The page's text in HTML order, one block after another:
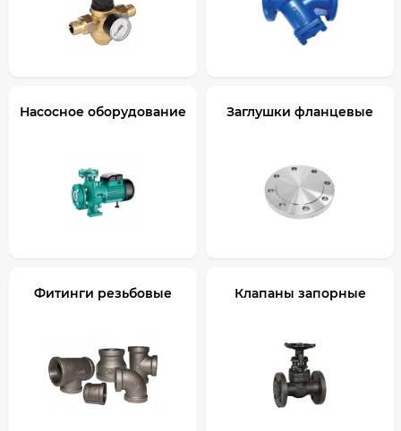
Насосное оборудование Заглушки фланцевые
Фитинги резьбовые Клапаны запорные